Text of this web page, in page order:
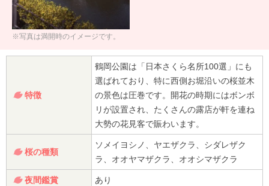
※写真は満開時のイメージです。
特徴
鶴岡公園は「日本さくら名所100選」にも
選ばれており、特に西側お堀沿いの桜並木
の景色は圧巻です。開花の時期にはボンボ
リが設置され、たくさんの露店が軒を連ね
大勢の花見客で賑わいます。
桜の種類
ソメイヨシノ、ヤエザクラ、シダレザク
ラ、オオヤマザクラ、オオシマザクラ
夜間鑑賞 あり